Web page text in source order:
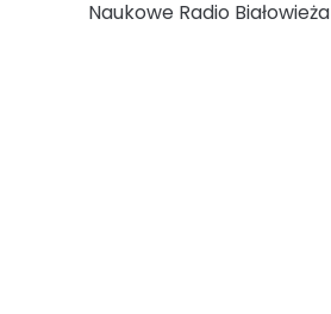
Naukowe Radio Białowieża